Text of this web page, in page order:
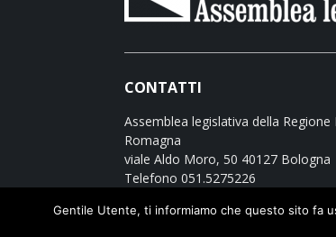
CONTATTI
Assemblea legislativa della Regione
Romagna
viale Aldo Moro, 50 40127 Bologna
Telefono 051.5275226
Gentile Utente, ti informiamo che questo sito fa